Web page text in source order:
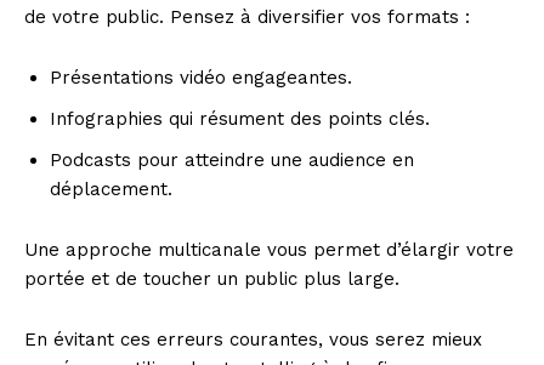
de votre public. Pensez à diversifier vos formats :
Présentations vidéo engageantes.
Infographies qui résument des points clés.
Podcasts pour atteindre une audience en
déplacement.
Une approche multicanale vous permet d’élargir votre
portée et de toucher un public plus large.
En évitant ces erreurs courantes, vous serez mieux